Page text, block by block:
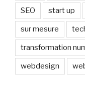
SEO start up
sur mesure
transformation
webdesign